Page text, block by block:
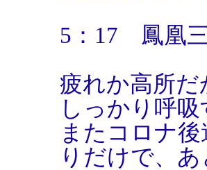
5：17 鳳凰
疲れか高所
しっかり呼
またコロナ
りだけで、